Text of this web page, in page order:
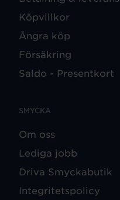
Köpvillkor
Ångra köp
Försäkring
Saldo - Presentkort
SMYCKA
Om oss
Lediga jobb
Driva Smyckabutik
Integritetspolicy